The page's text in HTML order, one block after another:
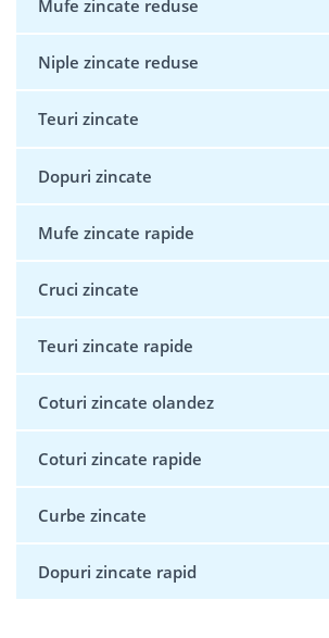
Mufe zincate reduse
Niple zincate reduse
Teuri zincate
Dopuri zincate
Mufe zincate rapide
Cruci zincate
Teuri zincate rapide
Coturi zincate olandez
Coturi zincate rapide
Curbe zincate
Dopuri zincate rapid